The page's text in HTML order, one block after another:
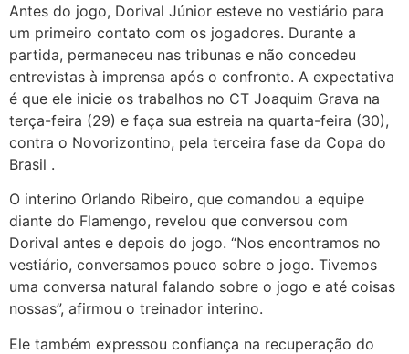
Antes do jogo, Dorival Júnior esteve no vestiário para
um primeiro contato com os jogadores. Durante a
partida, permaneceu nas tribunas e não concedeu
entrevistas à imprensa após o confronto. A expectativa
é que ele inicie os trabalhos no CT Joaquim Grava na
terça-feira (29) e faça sua estreia na quarta-feira (30),
contra o Novorizontino, pela terceira fase da Copa do
Brasil .​
O interino Orlando Ribeiro, que comandou a equipe
diante do Flamengo, revelou que conversou com
Dorival antes e depois do jogo. “Nos encontramos no
vestiário, conversamos pouco sobre o jogo. Tivemos
uma conversa natural falando sobre o jogo e até coisas
nossas”, afirmou o treinador interino.
Ele também expressou confiança na recuperação do